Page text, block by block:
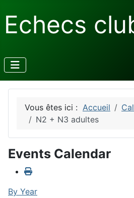
Echecs
Vous êtes ici : Accueil
N2 + N3 adultes
Events Calendar
By Year